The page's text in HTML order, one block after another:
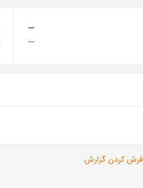
—
—
کردن گزارش